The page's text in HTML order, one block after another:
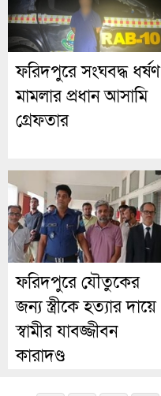
ফরিদপুরে সংঘবদ্ধ ধর্ষণ
মামলার প্রধান আসামি
গ্রেফতার
ফরিদপুরে যৌতুকের
জন্য স্ত্রীকে হত্যার দায়ে
স্বামীর যাবজ্জীবন
কারাদণ্ড